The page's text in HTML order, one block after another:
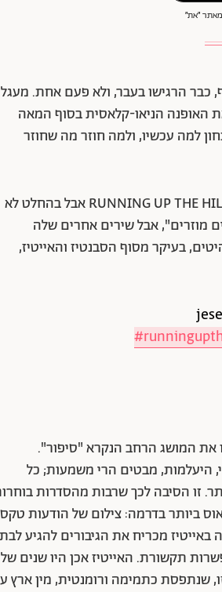
״את״
כבר הרגישו בעבר, ולא פעם אחת. מעגל
האופנה הניאו-קלאסית בסוף המאה
למה עכשיו, ולמה חוזר מה שחוזר
נתחיל בנתונים: קייט בוש, מכשפת המצו-סופרן מהאייטיז, בייחוד RUNNING UP THE HILL אבל בהחלט לא
מוזרים", אבל שירים אחרים שלה
בעיקר מסוף הסבנטיז והאייטיז,
את המושג הרחב הנקרא "סיפור".
היעלמות, מבטים הרי משמעות; כל
זו הסיבה לכך שרבות מהסדרות
ביותר בדרמה: צילום של הודעות
מכריח את הגיבורים להגיע
תקשורת. האייטיז אכן היו שנים של
שנתפסת כתמימה ורומנטית, מין ארץ